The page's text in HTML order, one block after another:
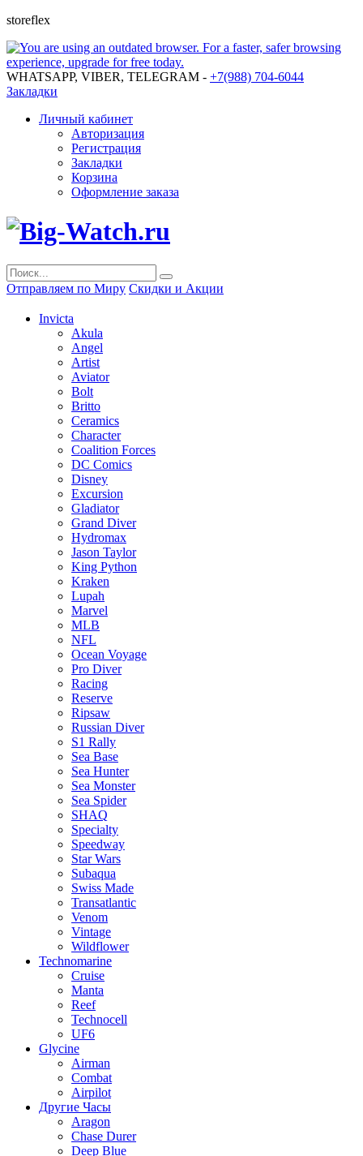
storeflex
WHATSAPP, VIBER, TELEGRAM - +7(988) 704-6044
Закладки
Личный кабинет
Авторизация
Регистрация
Закладки
Корзина
Оформление заказа
Отправляем по Миру Скидки и Акции
Invicta
Akula
Angel
Artist
Aviator
Bolt
Britto
Ceramics
Character
Coalition Forces
DC Comics
Disney
Excursion
Gladiator
Grand Diver
Hydromax
Jason Taylor
King Python
Kraken
Lupah
Marvel
MLB
NFL
Ocean Voyage
Pro Diver
Racing
Reserve
Ripsaw
Russian Diver
S1 Rally
Sea Base
Sea Hunter
Sea Monster
Sea Spider
SHAQ
Specialty
Speedway
Star Wars
Subaqua
Swiss Made
Transatlantic
Venom
Vintage
Wildflower
Technomarine
Cruise
Manta
Reef
Technocell
UF6
Glycine
Airman
Combat
Airpilot
Другие Часы
Aragon
Chase Durer
Deep Blue